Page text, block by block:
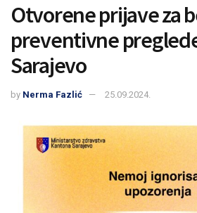
Otvorene prijave za
preventivne
Sarajevo
by Nerma Fazlić 25.09.2024.